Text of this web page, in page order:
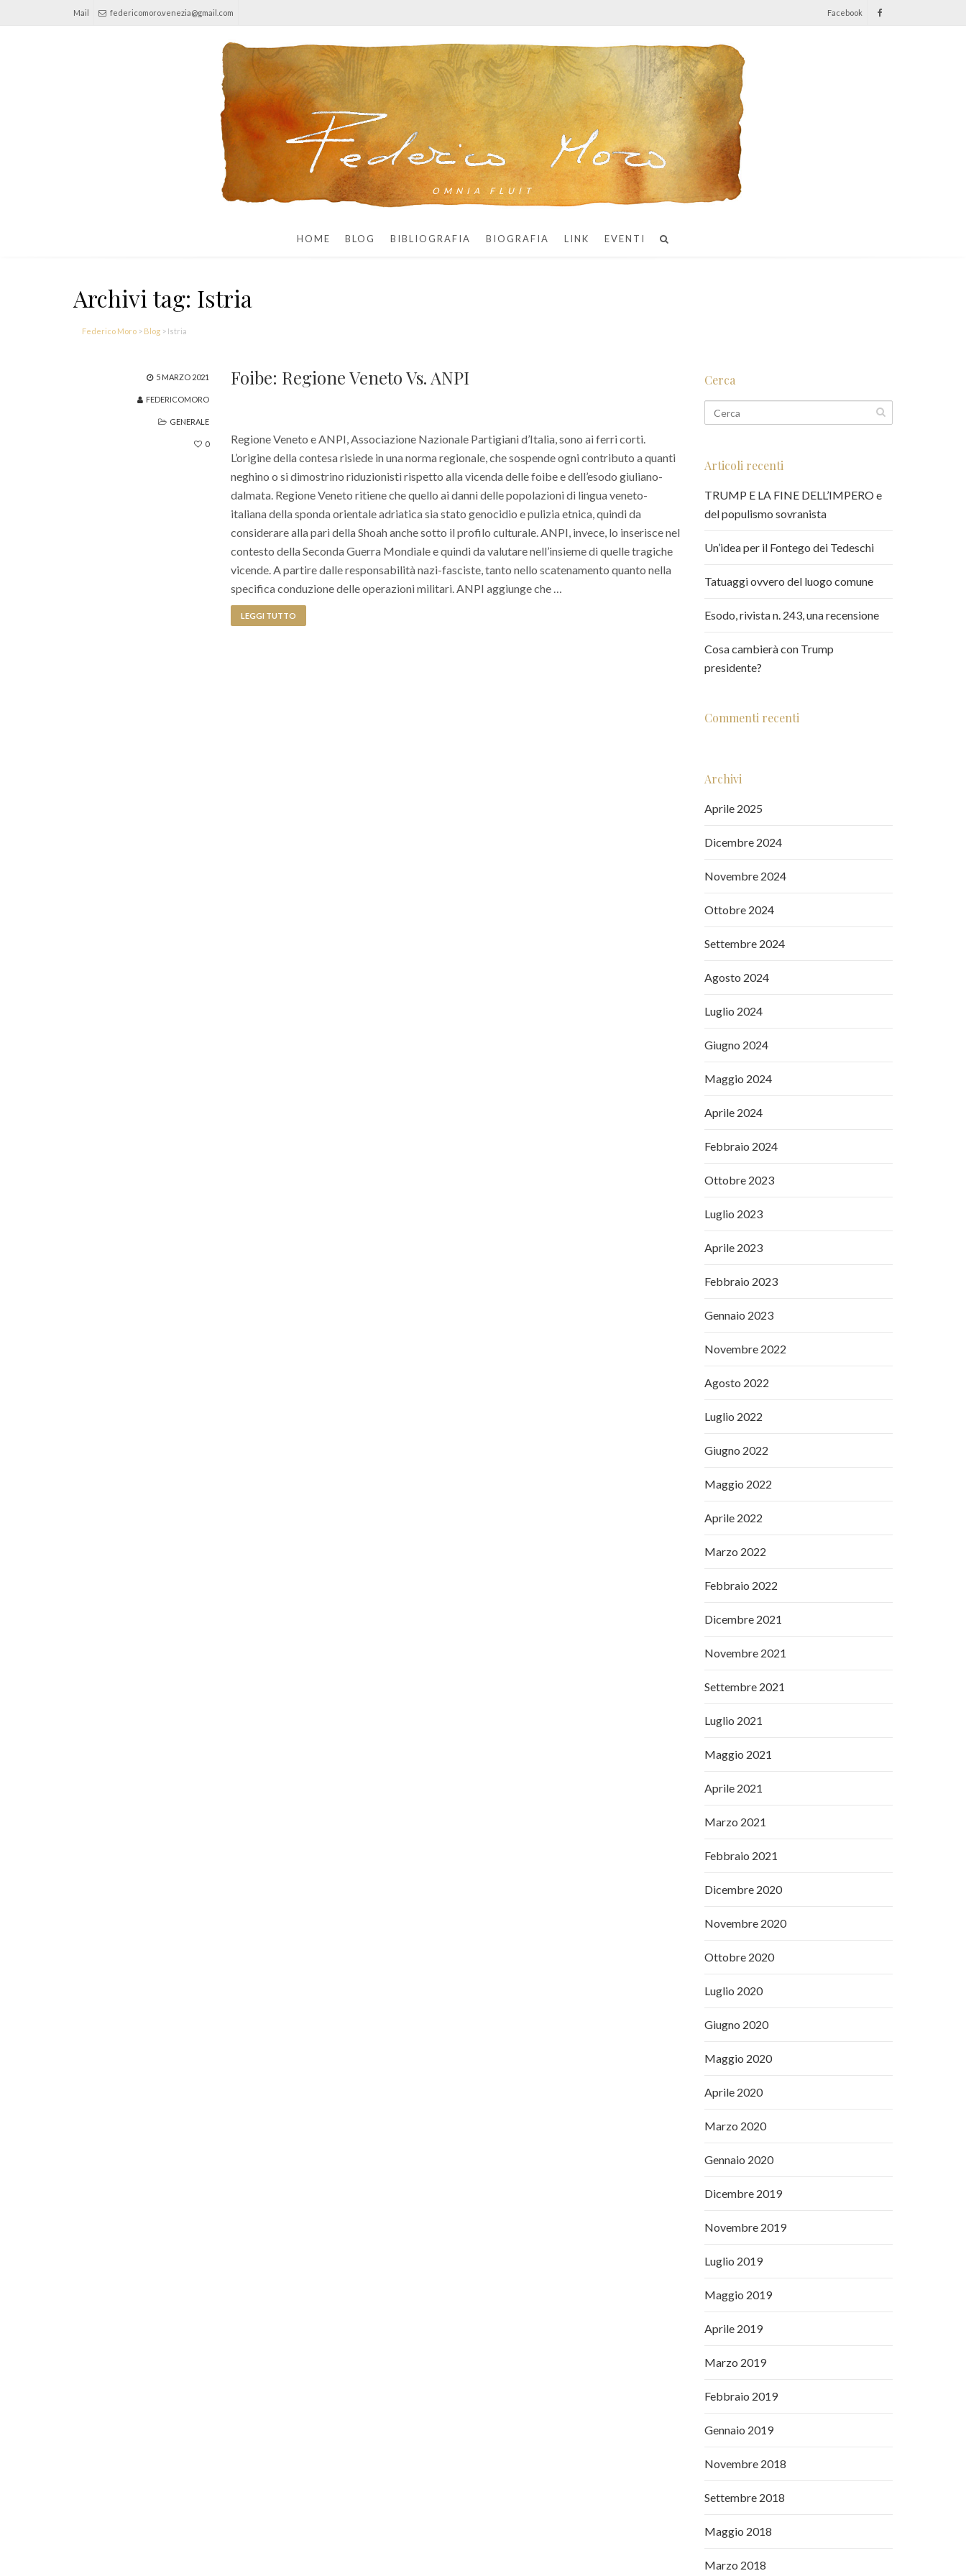
Mail federicomoro.venezia@gmail.com Facebook
OMNIA FLUIT
HOME BLOG BIBLIOGRAFIA BIOGRAFIA LINK EVENTI
Archivi tag: Istria
Federico Moro > Blog > Istria
5 MARZO 2021
FEDERICOMORO
GENERALE
0
Foibe: Regione Veneto Vs. ANPI
Regione Veneto e ANPI, Associazione Nazionale Partigiani d’Italia, sono ai ferri corti.
L’origine della contesa risiede in una norma regionale, che sospende ogni contributo a quanti
neghino o si dimostrino riduzionisti rispetto alla vicenda delle foibe e dell’esodo giuliano-
dalmata. Regione Veneto ritiene che quello ai danni delle popolazioni di lingua veneto-
italiana della sponda orientale adriatica sia stato genocidio e pulizia etnica, quindi da
considerare alla pari della Shoah anche sotto il profilo culturale. ANPI, invece, lo inserisce nel
contesto della Seconda Guerra Mondiale e quindi da valutare nell’insieme di quelle tragiche
vicende. A partire dalle responsabilità nazi-fasciste, tanto nello scatenamento quanto nella
specifica conduzione delle operazioni militari. ANPI aggiunge che …
LEGGI TUTTO
Cerca
Articoli recenti
TRUMP E LA FINE DELL’IMPERO e
del populismo sovranista
Un’idea per il Fontego dei Tedeschi
Tatuaggi ovvero del luogo comune
Esodo, rivista n. 243, una recensione
Cosa cambierà con Trump
presidente?
Commenti recenti
Archivi
Aprile 2025
Dicembre 2024
Novembre 2024
Ottobre 2024
Settembre 2024
Agosto 2024
Luglio 2024
Giugno 2024
Maggio 2024
Aprile 2024
Febbraio 2024
Ottobre 2023
Luglio 2023
Aprile 2023
Febbraio 2023
Gennaio 2023
Novembre 2022
Agosto 2022
Luglio 2022
Giugno 2022
Maggio 2022
Aprile 2022
Marzo 2022
Febbraio 2022
Dicembre 2021
Novembre 2021
Settembre 2021
Luglio 2021
Maggio 2021
Aprile 2021
Marzo 2021
Febbraio 2021
Dicembre 2020
Novembre 2020
Ottobre 2020
Luglio 2020
Giugno 2020
Maggio 2020
Aprile 2020
Marzo 2020
Gennaio 2020
Dicembre 2019
Novembre 2019
Luglio 2019
Maggio 2019
Aprile 2019
Marzo 2019
Febbraio 2019
Gennaio 2019
Novembre 2018
Settembre 2018
Maggio 2018
Marzo 2018